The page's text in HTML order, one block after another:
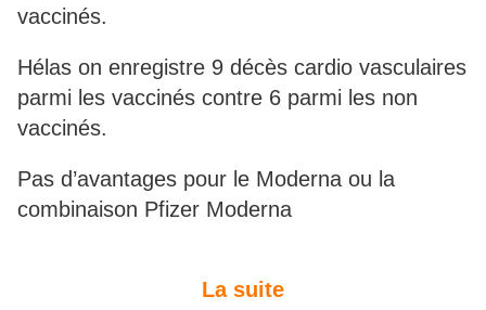
vaccinés.
Hélas on enregistre 9 décès cardio vasculaires
parmi les vaccinés contre 6 parmi les non
vaccinés.
Pas d’avantages pour le Moderna ou la
combinaison Pfizer Moderna
La suite